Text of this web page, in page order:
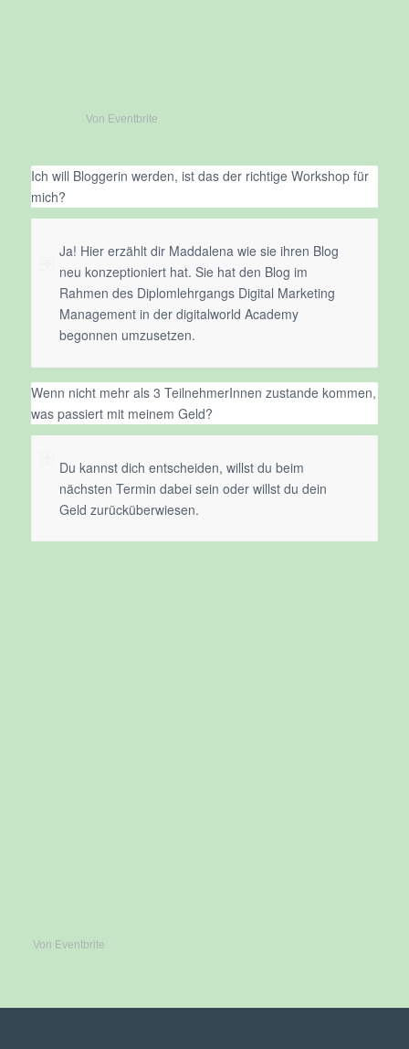
Von Eventbrite
Ich will Bloggerin werden, ist das der richtige Workshop für
mich?
Ja! Hier erzählt dir Maddalena wie sie ihren Blog
neu konzeptioniert hat. Sie hat den Blog im
Rahmen des Diplomlehrgangs Digital Marketing
Management in der digitalworld Academy
begonnen umzusetzen.
Wenn nicht mehr als 3 TeilnehmerInnen zustande kommen,
was passiert mit meinem Geld?
Du kannst dich entscheiden, willst du beim
nächsten Termin dabei sein oder willst du dein
Geld zurücküberwiesen.
Von Eventbrite